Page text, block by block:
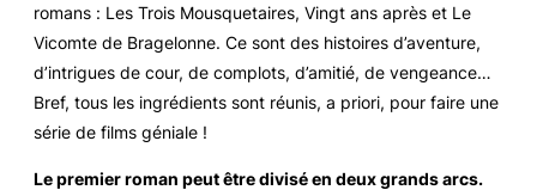
romans : Les Trois Mousquetaires, Vingt ans après et Le
Vicomte de Bragelonne. Ce sont des histoires d’aventure,
d’intrigues de cour, de complots, d’amitié, de vengeance…
Bref, tous les ingrédients sont réunis, a priori, pour faire une
série de films géniale !
Le premier roman peut être divisé en deux grands arcs.